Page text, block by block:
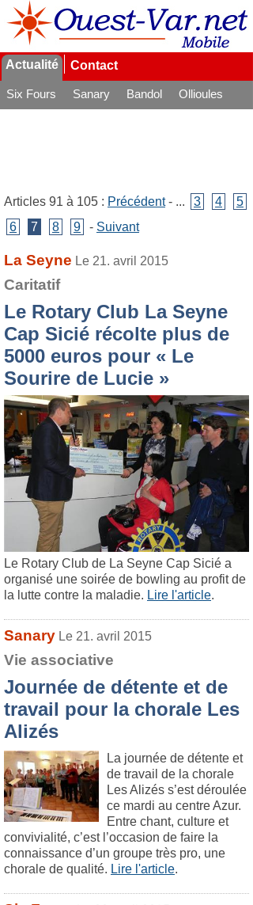
Actualité Contact
Six Fours Sanary Bandol
Ollioules
Articles 91 à 105 : Précédent- ... 3 4
5
6
7 8 9 - Suivant
La Seyne Le 21. avril 2015
Caritatif
Le Rotary Club La Seyne
Cap Sicié récolte plus de
5000 euros pour « Le
Sourire de Lucie »
Le Rotary Club de La Seyne Cap Sicié a
organisé une soirée de bowling au profit de
la lutte contre la maladie. Lire l'article.
Sanary Le 21. avril 2015
Vie associative
Journée de détente et de
travail pour la chorale Les
Alizés
La journée de détente et
de travail de la chorale
Les Alizés s’est déroulée
ce mardi au centre Azur.
Entre chant, culture et
convivialité, c’est l’occasion de faire la
connaissance d’un groupe très pro, une
chorale de qualité. Lire l'article.